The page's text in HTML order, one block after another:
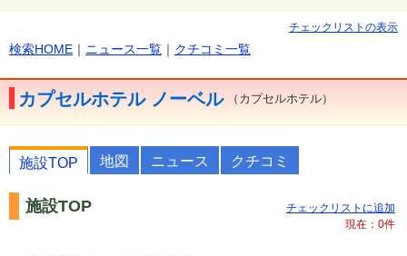
チェックリストの表示
検索HOME ｜ ニュース一覧 ｜ クチコミ一覧
カプセルホテル ノーベル （カプセルホテル）
施設TOP 地図 ニュース クチコミ
施設TOP